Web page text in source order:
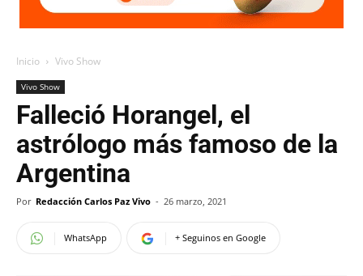
Inicio Vivo Show
Vivo Show
Falleció Horangel, el
astrólogo más famoso de la
Argentina
Por Redacción Carlos Paz Vivo - 26 marzo, 2021
WhatsApp + Seguinos en Google